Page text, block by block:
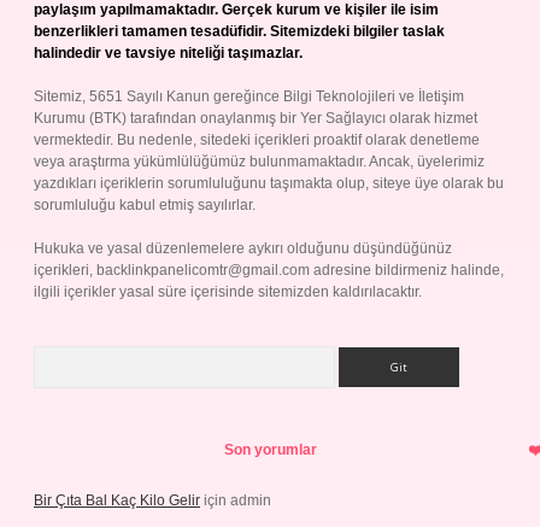
paylaşım yapılmamaktadır. Gerçek kurum ve kişiler ile isim
benzerlikleri tamamen tesadüfidir. Sitemizdeki bilgiler taslak
halindedir ve tavsiye niteliği taşımazlar.
Sitemiz, 5651 Sayılı Kanun gereğince Bilgi Teknolojileri ve İletişim
Kurumu (BTK) tarafından onaylanmış bir Yer Sağlayıcı olarak hizmet
vermektedir. Bu nedenle, sitedeki içerikleri proaktif olarak denetleme
veya araştırma yükümlülüğümüz bulunmamaktadır. Ancak, üyelerimiz
yazdıkları içeriklerin sorumluluğunu taşımakta olup, siteye üye olarak bu
sorumluluğu kabul etmiş sayılırlar.
Hukuka ve yasal düzenlemelere aykırı olduğunu düşündüğünüz
içerikleri, backlinkpanelicomtr@gmail.com adresine bildirmeniz halinde,
ilgili içerikler yasal süre içerisinde sitemizden kaldırılacaktır.
Son yorumlar
Bir Çıta Bal Kaç Kilo Gelir için admin